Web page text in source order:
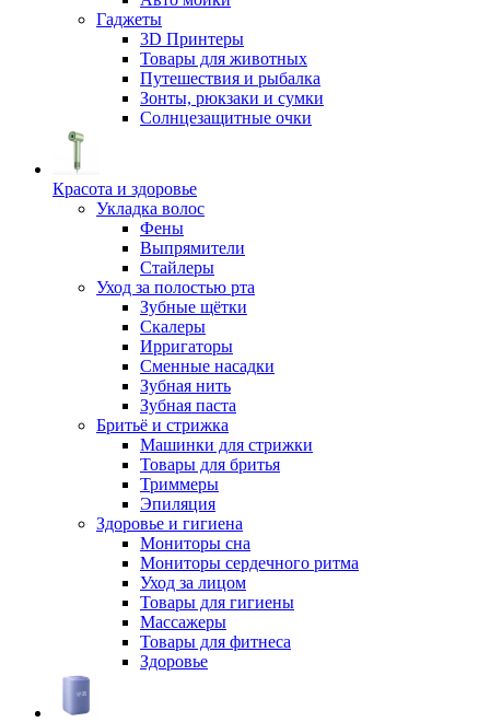
Гаджеты
3D Принтеры
Товары для животных
Путешествия и рыбалка
Зонты, рюкзаки и сумки
Солнцезащитные очки
Красота и здоровье
Укладка волос
Фены
Выпрямители
Стайлеры
Уход за полостью рта
Зубные щётки
Скалеры
Ирригаторы
Сменные насадки
Зубная нить
Зубная паста
Бритьё и стрижка
Машинки для стрижки
Товары для бритья
Триммеры
Эпиляция
Здоровье и гигиена
Мониторы сна
Мониторы сердечного ритма
Уход за лицом
Товары для гигиены
Массажеры
Товары для фитнеса
Здоровье